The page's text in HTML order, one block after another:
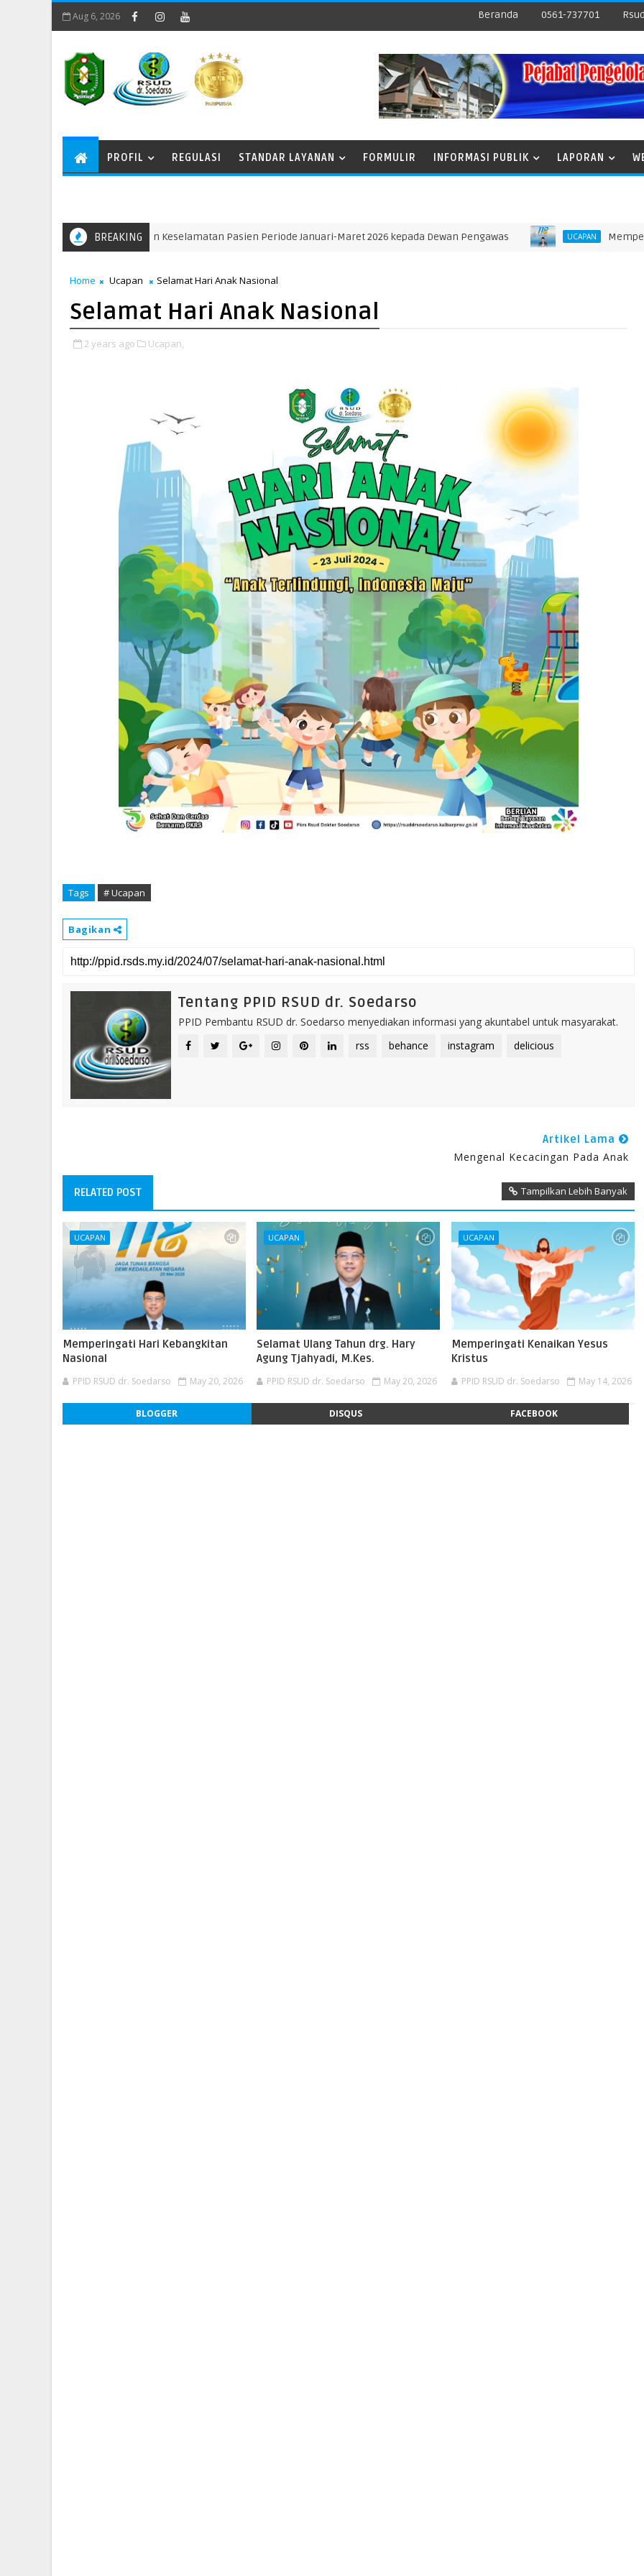
Aug 6, 2026 Beranda 0561-737701
PROFIL REGULASI STANDAR LAYANAN FORMULIR INFORMASI PUBLIK LAPORAN
BREAKING
Program Mutu dan Keselamatan Pasien Periode Januari-Maret 2026 kepada Dewan Pengawas UCAPAN Memperingati
Home Ucapan Selamat Hari Anak Nasional
Selamat Hari Anak Nasional
2 years ago Ucapan,
Tags # Ucapan
Bagikan
Tentang PPID RSUD dr. Soedarso
PPID Pembantu RSUD dr. Soedarso menyediakan informasi yang akuntabel untuk masyarakat.
rss
behance instagram delicious
Artikel Lama
Mengenal Kecacingan Pada Anak
RELATED POST Tampilkan Lebih Banyak
UCAPAN
Memperingati Hari Kebangkitan
Nasional
PPID RSUD dr. Soedarso May 20, 2026
UCAPAN
Selamat Ulang Tahun drg. Hary
Agung Tjahyadi, M.Kes.
PPID RSUD dr. Soedarso May 20, 2026
UCAPAN
Memperingati Kenaikan Yesus
Kristus
PPID RSUD dr. Soedarso May 14, 2026
BLOGGER DISQUS FACEBOOK